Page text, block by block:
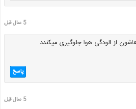
5 سال قبل
از الودگی هوا جلوگیری میکندد
پاسخ
5 سال قبل